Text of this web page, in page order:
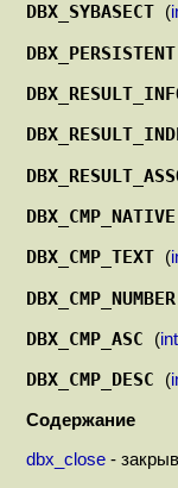
DBX_SYBASECT (
DBX_PERSISTENT
DBX_CMP_NATIVE
DBX_CMP_TEXT (
DBX_CMP_NUMBER
DBX_CMP_ASC (
DBX_CMP_DESC (
Содержание
dbx_close -